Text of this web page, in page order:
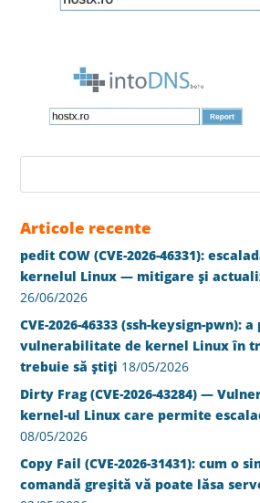
Articole recente
pedit COW (CVE-2026-46331):
kernelul Linux — mitigare și
26/06/2026
CVE-2026-46333 (ssh-keysign-pwn):
vulnerabilitate de kernel Linux în
trebuie să știți 18/05/2026
Dirty Frag (CVE-2026-43284) —
kernel-ul Linux care permite
08/05/2026
Copy Fail (CVE-2026-31431): cum o
comandă greșită vă poate lăsa